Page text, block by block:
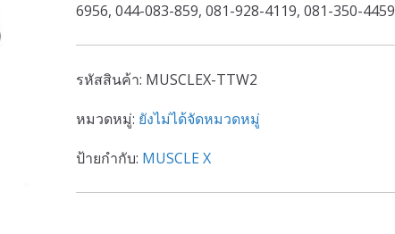
6956, 044-083-859, 081-928-4119, 081-350-4459
รหัสสินค้า: MUSCLEX-TTW2
หมวดหมู่: ยังไม่ได้จัดหมวดหมู่
ป้ายกำกับ: MUSCLE X